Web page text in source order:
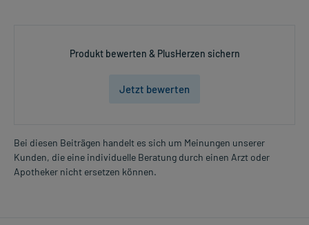
Oder bereiten Sie das Arzneimittel zu und spülen Sie mit der
Salzes. Für die Herstellung der Nasenspüllösung nutzen Sie
Spüllösung auf. Die Anwendung sollte nur erfolgen, wenn der
sichere Umgang mit dem Arzneimittel gewährt ist. Lassen Sie sich
zu der Anwendung von Ihrem Arzt oder Apotheker beraten.
Produkt bewerten & PlusHerzen sichern
Jetzt bewerten
Bei diesen Beiträgen handelt es sich um Meinungen unserer
Kunden, die eine individuelle Beratung durch einen Arzt oder
Apotheker nicht ersetzen können.